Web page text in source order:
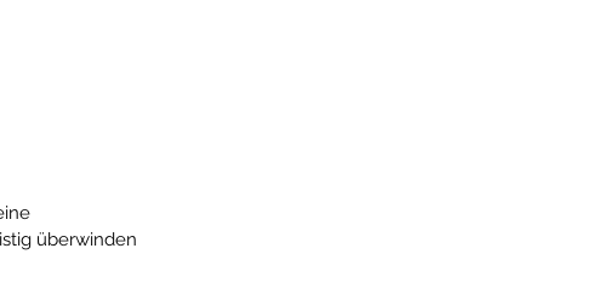
überwinden